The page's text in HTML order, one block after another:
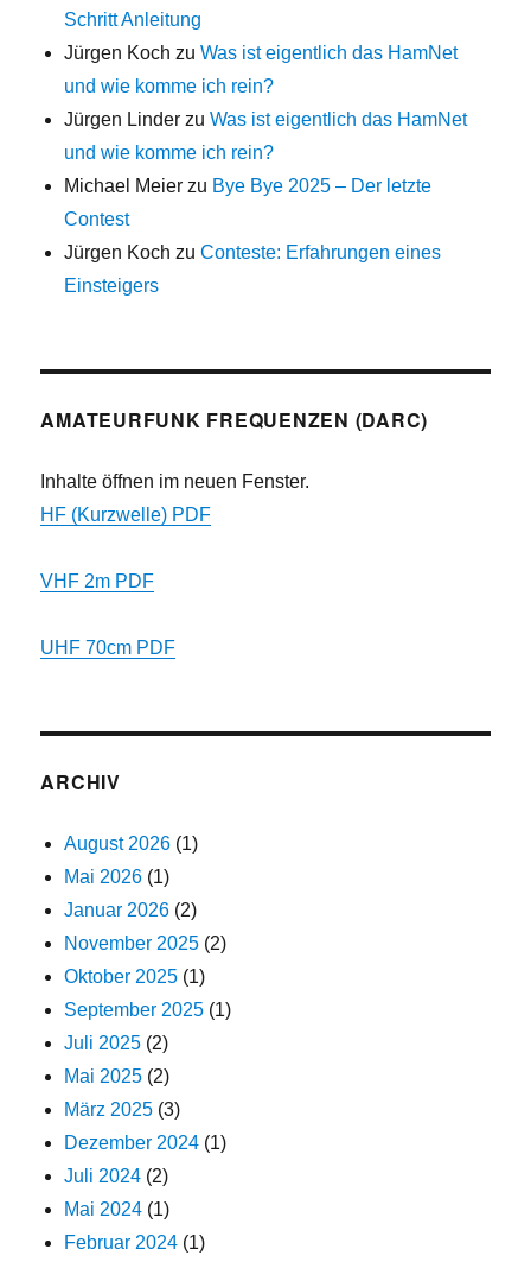
Schritt Anleitung
Jürgen Koch zuWas ist eigentlich das HamNet
und wie komme ich rein?
Jürgen Linder zuWas ist eigentlich das HamNet
und wie komme ich rein?
Michael Meier zu Bye Bye 2025 – Der letzte
Contest
Jürgen Koch zuConteste: Erfahrungen eines
Einsteigers
AMATEURFUNK FREQUENZEN (DARC)
Inhalte öffnen im neuen Fenster.
HF (Kurzwelle) PDF
VHF 2m PDF
UHF 70cm PDF
ARCHIV
August 2026 (1)
Mai 2026 (1)
Januar 2026 (2)
November 2025 (2)
Oktober 2025 (1)
September 2025 (1)
Juli 2025 (2)
Mai 2025 (2)
März 2025 (3)
Dezember 2024 (1)
Juli 2024 (2)
Mai 2024 (1)
Februar 2024 (1)